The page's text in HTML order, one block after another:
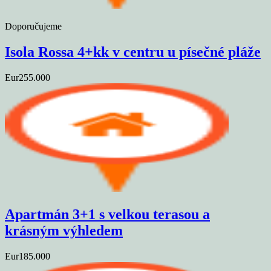
Doporučujeme
Isola Rossa 4+kk v centru u písečné pláže
Eur255.000
Apartmán 3+1 s velkou terasou a
krásným výhledem
Eur185.000